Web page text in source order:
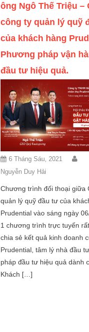
ông Ngô Thế Triệu –
công ty quản lý quỹ
của khách hàng
Phương pháp vận
đầu tư hiệu quả.
6 Tháng Sáu, 2021
Nguyễn Duy Hải
Chương trình đối thoại giữa
quản lý quỹ đầu tư của
Prudential vào sáng ngày
1 chương trình trực tuyến
chia sẻ kết quả kinh doanh
Prudential, tâm lý nhà đầu
pháp đầu tư hiệu quả dành
Khách […]